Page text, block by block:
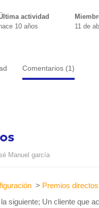
actividad
10 años
11 de
Comentarios (1)
Manuel garcía
Premios directos
siguiente; Un cliente que